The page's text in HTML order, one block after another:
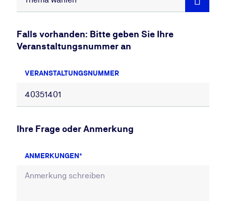
Falls vorhanden: Bitte geben Sie Ihre
Veranstaltungsnummer an
VERANSTALTUNGSNUMMER
Ihre Frage oder Anmerkung
ANMERKUNGEN